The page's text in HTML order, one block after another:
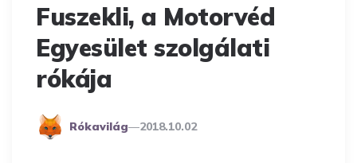
Fuszekli, a Motorvéd
Egyesület szolgálati
rókája
Posted
Rókavilág 2018.10.02